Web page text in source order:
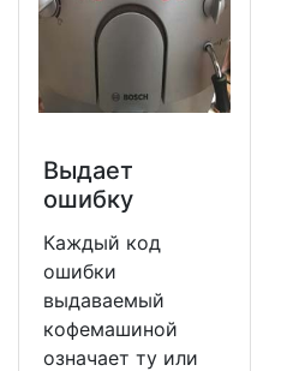
Выдает
ошибку
Каждый код
ошибки
выдаваемый
кофемашиной
означает ту или